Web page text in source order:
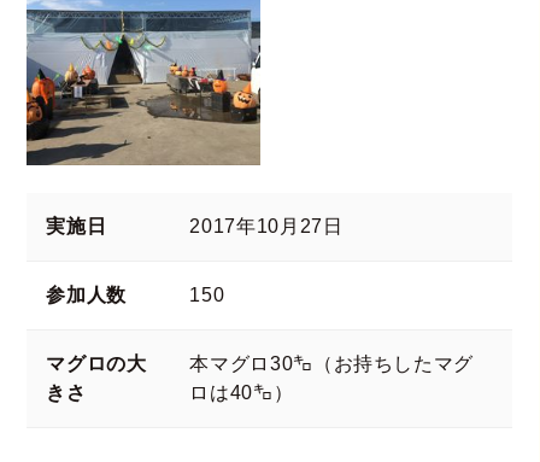
実施日 2017年10月27日
参加人数 150
マグロの大
きさ
本マグロ30㌔（お持ちしたマグ
ロは40㌔）